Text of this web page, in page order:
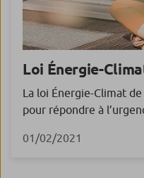
Loi Énergie-
La loi Énergie-Climat
pour répondre à
01/02/2021